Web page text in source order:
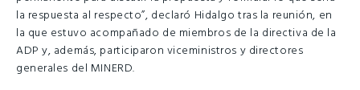
la respuesta al respecto”, declaró Hidalgo tras la reunión, en
la que estuvo acompañado de miembros de la directiva de la
ADP y, además, participaron viceministros y directores
generales del MINERD.